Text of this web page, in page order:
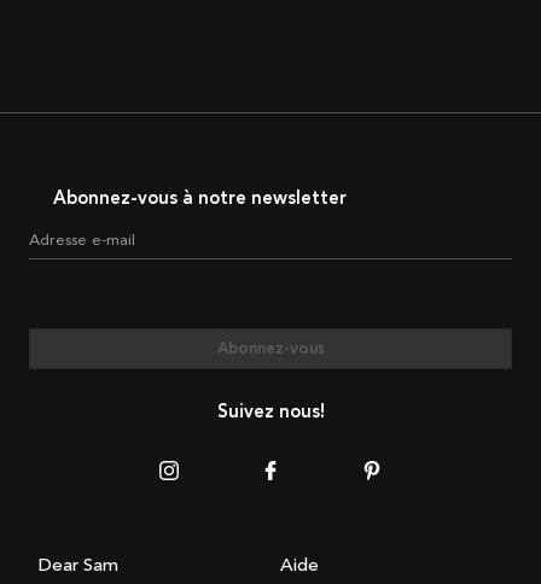
Abonnez-vous à notre newsletter
Adresse e-mail
Abonnez-vous
Suivez nous!
Dear Sam Aide